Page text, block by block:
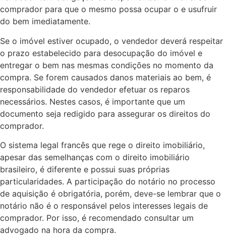
comprador para que o mesmo possa ocupar o e usufruir
do bem imediatamente.
Se o imóvel estiver ocupado, o vendedor deverá respeitar
o prazo estabelecido para desocupação do imóvel e
entregar o bem nas mesmas condições no momento da
compra. Se forem causados danos materiais ao bem, é
responsabilidade do vendedor efetuar os reparos
necessários. Nestes casos, é importante que um
documento seja redigido para assegurar os direitos do
comprador.
O sistema legal francês que rege o direito imobiliário,
apesar das semelhanças com o direito imobiliário
brasileiro, é diferente e possui suas próprias
particularidades. A participação do notário no processo
de aquisição é obrigatória, porém, deve-se lembrar que o
notário não é o responsável pelos interesses legais de
comprador. Por isso, é recomendado consultar um
advogado na hora da compra.